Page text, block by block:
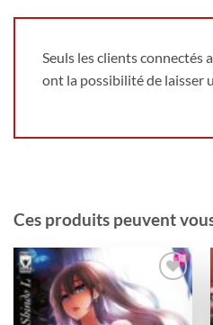
Seuls les clients connectés
ont la possibilité de laisser
Ces produits peuvent
Ajouter
à la
wishlist